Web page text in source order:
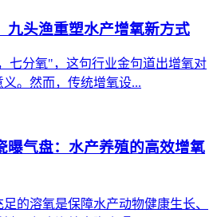
九头渔重塑水产增氧新方式
七分氧"，这句行业金句道出增氧对
。然而，传统增氧设...
曝气盘：水产养殖的高效增氧
的溶氧是保障水产动物健康生长、